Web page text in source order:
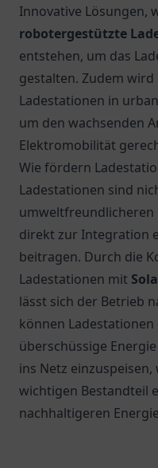
Innovative Lösungen,
robotergestützte
entstehen, um das
gestalten. Zudem
Ladestationen in
um den wachsenden
Elektromobilität
Wie fördern
Ladestationen sind
umweltfreundlicheren
direkt zur Integration
beitragen. Durch die
Ladestationen mit
lässt sich der Betrieb
können
überschüssige
ins Netz
wichtigen Bestandteil
nachhaltigeren